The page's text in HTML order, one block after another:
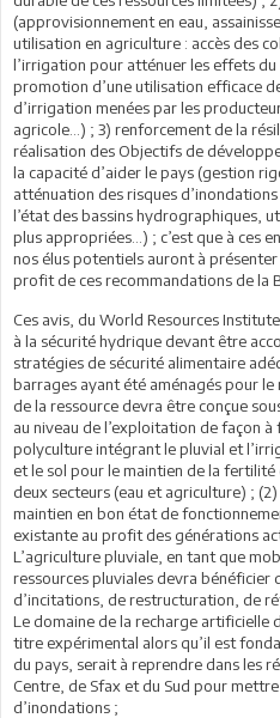
(approvisionnement en eau,
utilisation en agriculture : accès des
l’irrigation pour atténuer les effets du
promotion d’une utilisation efficace
d’irrigation menées par les
agricole…) ; 3) renforcement de la
réalisation des Objectifs de
la capacité d’aider le pays (gestion
atténuation des risques
l’état des bassins hydrographiques,
plus appropriées…) ; c’est que à ces
nos élus potentiels auront à
profit de ces recommandations de la
Ces avis, du World Resources
à la sécurité hydrique devant être
stratégies de sécurité alimentaire
barrages ayant été aménagés pour
de la ressource devra être conçue
au niveau de l’exploitation de façon
polyculture intégrant le pluvial et
et le sol pour le maintien de la
deux secteurs (eau et agriculture) ;
maintien en bon état de
existante au profit des générations
L’agriculture pluviale, en tant que
ressources pluviales devra bénéficier
d’incitations, de restructuration, de
Le domaine de la recharge artificielle
titre expérimental alors qu’il est
du pays, serait à reprendre dans les
Centre, de Sfax et du Sud pour
d’inondations ;